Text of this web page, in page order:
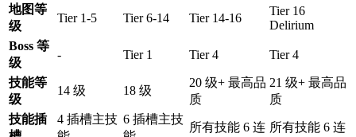
地图等
级
Tier 1-5 Tier 6-14 Tier 14-16
Tier 16
Delirium
Boss 等
级
- Tier 1 Tier 4 Tier 4
技能等
级
14 级 18 级
20 级+ 最高品
质
21 级+ 最高品
质
技能插
4 插槽主技 6 插槽主技
所有技能 6 连 所有技能 6 连